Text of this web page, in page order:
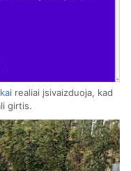
realiai įsivaizduoja, kad
girtis.